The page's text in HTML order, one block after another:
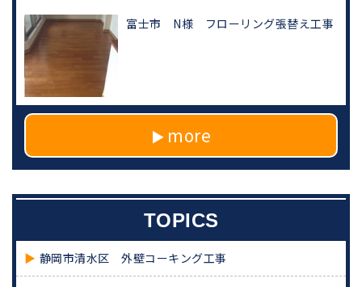
富士市 N様 フローリング張替え工事
more
TOPICS
静岡市清水区 外壁コーキング工事